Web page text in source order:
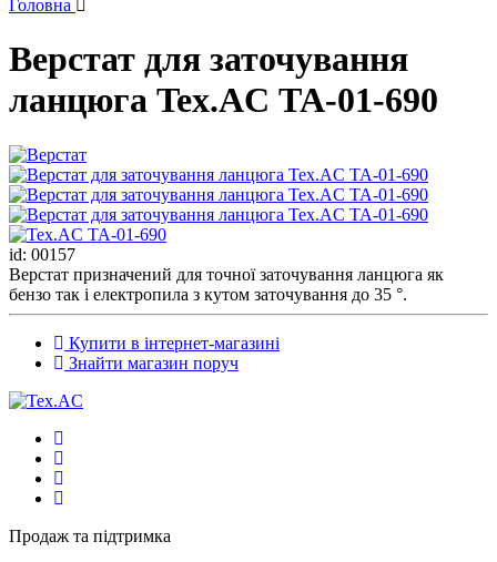
Головна
Верстат для заточування
ланцюга Tex.AC ТА-01-690
id: 00157
Верстат призначений для точної заточування ланцюга як
бензо так і електропила з кутом заточування до 35 °.
Купити в інтернет-магазині
Знайти магазин поруч
Продаж та підтримка